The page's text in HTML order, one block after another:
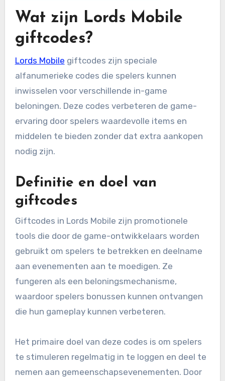
Wat zijn Lords Mobile
giftcodes?
Lords Mobile giftcodes zijn speciale
alfanumerieke codes die spelers kunnen
inwisselen voor verschillende in-game
beloningen. Deze codes verbeteren de game-
ervaring door spelers waardevolle items en
middelen te bieden zonder dat extra aankopen
nodig zijn.
Definitie en doel van
giftcodes
Giftcodes in Lords Mobile zijn promotionele
tools die door de game-ontwikkelaars worden
gebruikt om spelers te betrekken en deelname
aan evenementen aan te moedigen. Ze
fungeren als een beloningsmechanisme,
waardoor spelers bonussen kunnen ontvangen
die hun gameplay kunnen verbeteren.
Het primaire doel van deze codes is om spelers
te stimuleren regelmatig in te loggen en deel te
nemen aan gemeenschapsevenementen. Door